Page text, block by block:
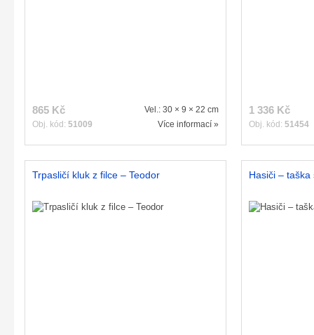
865 Kč
Obj. kód: 51009
Vel.: 30 × 9 × 22 cm
Více informací »
1 336 Kč
Obj. kód: 51454
Trpasličí kluk z filce – Teodor Hasiči –